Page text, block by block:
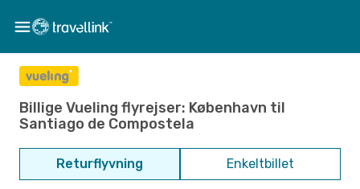
Billige Vueling flyrejser: København til
Santiago de Compostela
Returflyvning Enkeltbillet